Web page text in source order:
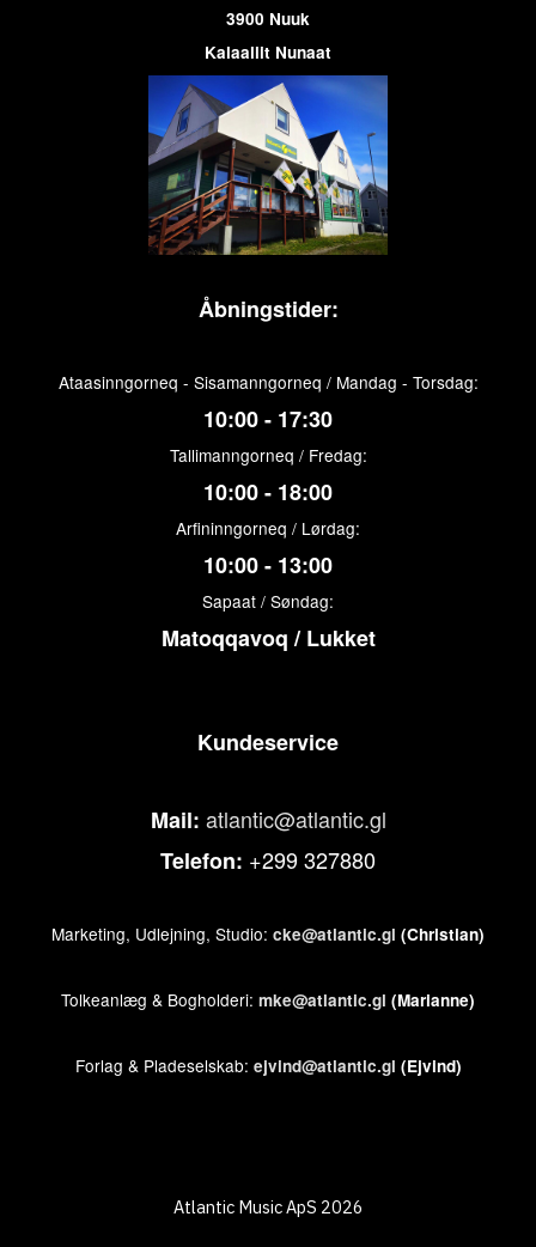
3900 Nuuk
Kalaallit Nunaat
Åbningstider:
Ataasinngorneq - Sisamanngorneq / Mandag - Torsdag:
10:00 - 17:30
Tallimanngorneq / Fredag:
10:00 - 18:00
Arfininngorneq / Lørdag:
10:00 - 13:00
Sapaat / Søndag:
Matoqqavoq / Lukket
Kundeservice
Mail: atlantic@atlantic.gl
Telefon: +299 327880
Marketing, Udlejning, Studio: cke@atlantic.gl (Christian)
Tolkeanlæg & Bogholderi: mke@atlantic.gl (Marianne)
Forlag & Pladeselskab: ejvind@atlantic.gl (Ejvind)
Atlantic Music ApS 2026